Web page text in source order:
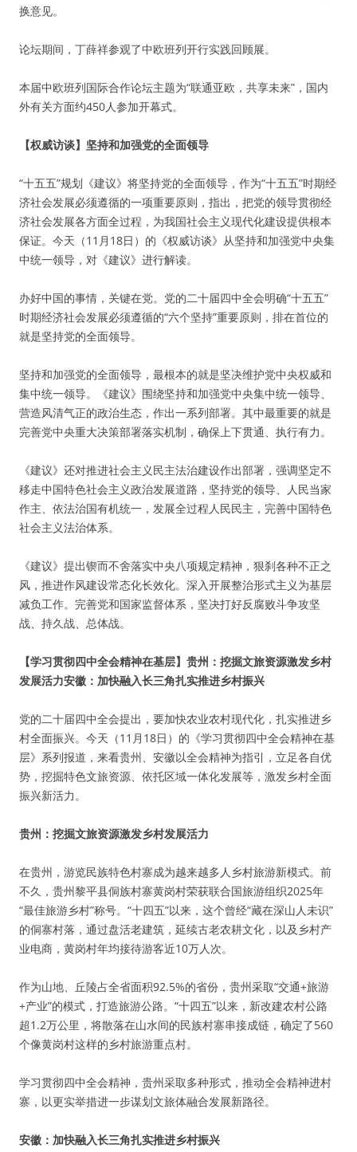
换意见。
论坛期间，丁薛祥参观了中欧班列开行实践回顾展。
本届中欧班列国际合作论坛主题为“联通亚欧，共享未来”，国内
外有关方面约450人参加开幕式。
【权威访谈】坚持和加强党的全面领导
“十五五”规划《建议》将坚持党的全面领导，作为“十五五”时期经
济社会发展必须遵循的一项重要原则，指出，把党的领导贯彻经
济社会发展各方面全过程，为我国社会主义现代化建设提供根本
保证。今天（11月18日）的《权威访谈》从坚持和加强党中央集
中统一领导，对《建议》进行解读。
办好中国的事情，关键在党。党的二十届四中全会明确“十五五”
时期经济社会发展必须遵循的“六个坚持”重要原则，排在首位的
就是坚持党的全面领导。
坚持和加强党的全面领导，最根本的就是坚决维护党中央权威和
集中统一领导。《建议》围绕坚持和加强党中央集中统一领导、
营造风清气正的政治生态，作出一系列部署。其中最重要的就是
完善党中央重大决策部署落实机制，确保上下贯通、执行有力。
《建议》还对推进社会主义民主法治建设作出部署，强调坚定不
移走中国特色社会主义政治发展道路，坚持党的领导、人民当家
作主、依法治国有机统一，发展全过程人民民主，完善中国特色
社会主义法治体系。
《建议》提出锲而不舍落实中央八项规定精神，狠刹各种不正之
风，推进作风建设常态化长效化。深入开展整治形式主义为基层
减负工作。完善党和国家监督体系，坚决打好反腐败斗争攻坚
战、持久战、总体战。
【学习贯彻四中全会精神在基层】贵州：挖掘文旅资源激发乡村
发展活力安徽：加快融入长三角扎实推进乡村振兴
党的二十届四中全会提出，要加快农业农村现代化，扎实推进乡
村全面振兴。今天（11月18日）的《学习贯彻四中全会精神在基
层》系列报道，来看贵州、安徽以全会精神为指引，立足各自优
势，挖掘特色文旅资源、依托区域一体化发展等，激发乡村全面
振兴新活力。
贵州：挖掘文旅资源激发乡村发展活力
在贵州，游览民族特色村寨成为越来越多人乡村旅游新模式。前
不久，贵州黎平县侗族村寨黄岗村荣获联合国旅游组织2025年
“最佳旅游乡村”称号。“十四五”以来，这个曾经“藏在深山人未识”
的侗寨村落，通过盘活老建筑，延续古老农耕文化，以及乡村产
业电商，黄岗村年均接待游客近10万人次。
作为山地、丘陵占全省面积92.5%的省份，贵州采取“交通+旅游
+产业”的模式，打造旅游公路。“十四五”以来，新改建农村公路
超1.2万公里，将散落在山水间的民族村寨串接成链，确定了560
个像黄岗村这样的乡村旅游重点村。
学习贯彻四中全会精神，贵州采取多种形式，推动全会精神进村
寨，以更实举措进一步谋划文旅体融合发展新路径。
安徽：加快融入长三角扎实推进乡村振兴